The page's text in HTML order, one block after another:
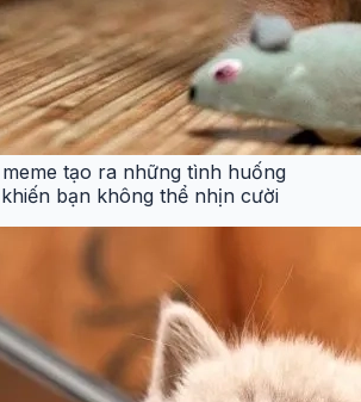
tạo ra những tình huống
bạn không thể nhịn cười